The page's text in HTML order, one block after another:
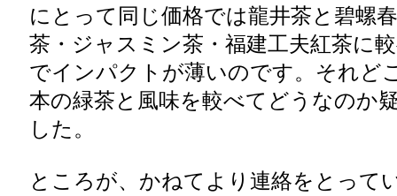
にとって同じ価格では龍井茶と碧螺
茶・ジャスミン茶・福建工夫紅茶に
でインパクトが薄いのです。それど
本の緑茶と風味を較べてどうなのか
した。
ところが、かねてより連絡をとって